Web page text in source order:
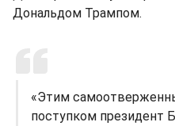
Дональдом Трампом.
«Этим
поступком президент